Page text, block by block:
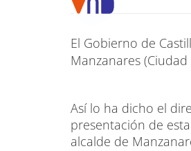
El Gobierno de
Manzanares
Así lo ha dicho el
presentación de
alcalde de